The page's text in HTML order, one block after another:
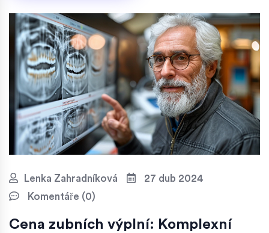
Lenka Zahradníková
27 dub 2024
Komentáře (0)
Cena zubních výplní: Komplexní